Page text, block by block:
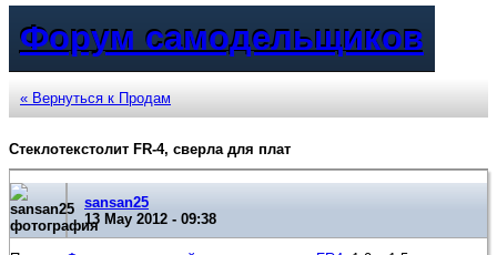
Форум самодельщиков
« Вернуться к Продам
Стеклотекстолит FR-4, сверла для плат
sansan25
13 May 2012 - 09:38